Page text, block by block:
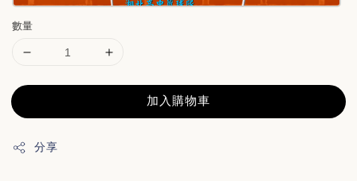
數量
加入購物車
分享